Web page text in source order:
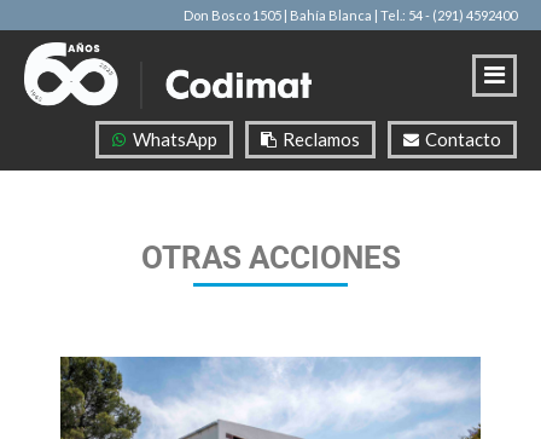
Don Bosco 1505 | Bahía Blanca | Tel.: 54 - (291) 4592400
WhatsApp Reclamos Contacto
OTRAS ACCIONES